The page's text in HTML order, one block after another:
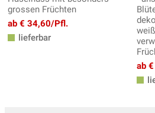
grossen Früchten
ab € 34,60/Pfl.
lieferbar
ab